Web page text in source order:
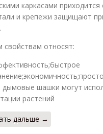
каркасами приходится
и крепежи защищают
свойствам относят:
шашки могут
растений
дальше →